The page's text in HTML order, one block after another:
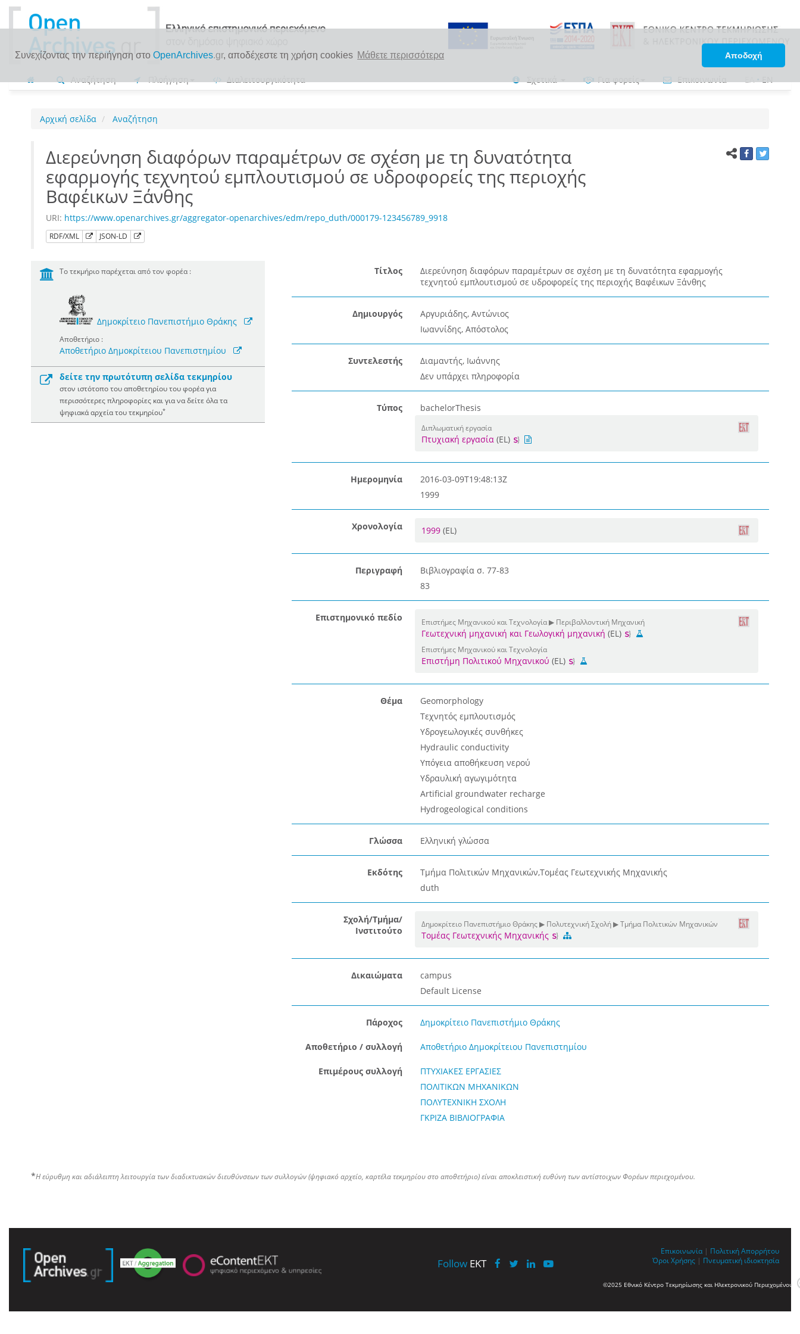
Συνεχίζοντας την περιήγηση στο OpenArchives.gr, αποδέχεστε τη χρήση cookies Μάθετε περισσότερα Αποδοχή
Αναζήτηση Πλοήγηση Διαλειτουργικότητα Σχετικά Για φορείς Επικοινωνία ΕΛ•EN
Αρχική σελίδα Αναζήτηση
Διερεύνηση διαφόρων παραμέτρων σε σχέση με τη δυνατότητα
εφαρμογής τεχνητού εμπλουτισμού σε υδροφορείς της περιοχής
Βαφέικων Ξάνθης
URI: https://www.openarchives.gr/aggregator-openarchives/edm/repo_duth/000179-123456789_9918
RDF/XML JSON-LD
Το τεκμήριο παρέχεται από τον φορέα :
Δημοκρίτειο Πανεπιστήμιο Θράκης
Αποθετήριο :
Αποθετήριο Δημοκρίτειου Πανεπιστημίου
δείτε την πρωτότυπη σελίδα τεκμηρίου
στον ιστότοπο του αποθετηρίου του φορέα για
περισσότερες πληροφορίες και για να δείτε όλα τα
ψηφιακά αρχεία του τεκμηρίου*
Τίτλος
Διερεύνηση διαφόρων παραμέτρων σε σχέση με τη δυνατότητα εφαρμογής
τεχνητού εμπλουτισμού σε υδροφορείς της περιοχής Βαφέικων Ξάνθης
Δημιουργός
Αργυριάδης, Αντώνιος
Ιωαννίδης, Απόστολος
Συντελεστής
Διαμαντής, Ιωάννης
Δεν υπάρχει πληροφορία
Τύπος bachelorThesis
Διπλωματική εργασία
Πτυχιακή εργασία(EL)
Ημερομηνία
2016-03-09T19:48:13Z
1999
Χρονολογία 1999 (EL)
Περιγραφή
Βιβλιογραφία σ. 77-83
83
Επιστημονικό πεδίο Επιστήμες Μηχανικού και Τεχνολογία ▶ Περιβαλλοντική Μηχανική
Γεωτεχνική μηχανική και Γεωλογική μηχανική (EL)
Επιστήμες Μηχανικού και Τεχνολογία
Επιστήμη Πολιτικού Μηχανικού (EL)
Θέμα
Geomorphology
Τεχνητός εμπλουτισμός
Υδρογεωλογικές συνθήκες
Hydraulic conductivity
Υπόγεια αποθήκευση νερού
Υδραυλική αγωγιμότητα
Artificial groundwater recharge
Hydrogeological conditions
Γλώσσα Ελληνική γλώσσα
Εκδότης
Τμήμα Πολιτικών Μηχανικών,Τομέας Γεωτεχνικής Μηχανικής
duth
Σχολή/Τμήμα/
Ινστιτούτο
Δημοκρίτειο Πανεπιστήμιο Θράκης ▶ Πολυτεχνική Σχολή ▶ Τμήμα Πολιτικών Μηχανικών
Τομέας Γεωτεχνικής Μηχανικής
Δικαιώματα
campus
Default License
Πάροχος Δημοκρίτειο Πανεπιστήμιο Θράκης
Αποθετήριο / συλλογή Αποθετήριο Δημοκρίτειου Πανεπιστημίου
Επιμέρους συλλογή
ΠΤΥΧΙΑΚΕΣ ΕΡΓΑΣΙΕΣ
ΠΟΛΙΤΙΚΩΝ ΜΗΧΑΝΙΚΩΝ
ΠΟΛΥΤΕΧΝΙΚΗ ΣΧΟΛΗ
ΓΚΡΙΖΑ ΒΙΒΛΙΟΓΡΑΦΙΑ
*Η εύρυθμη και αδιάλειπτη λειτουργία των διαδικτυακών διευθύνσεων των συλλογών (ψηφιακό αρχείο, καρτέλα τεκμηρίου στο αποθετήριο) είναι αποκλειστική ευθύνη των αντίστοιχων Φορέων περιεχομένου.
Follow EKT
Επικοινωνία | Πολιτική Απορρήτου
Όροι Χρήσης | Πνευματική ιδιοκτησία
©2025 Εθνικό Κέντρο Τεκμηρίωσης και Ηλεκτρονικού Περιεχομένου